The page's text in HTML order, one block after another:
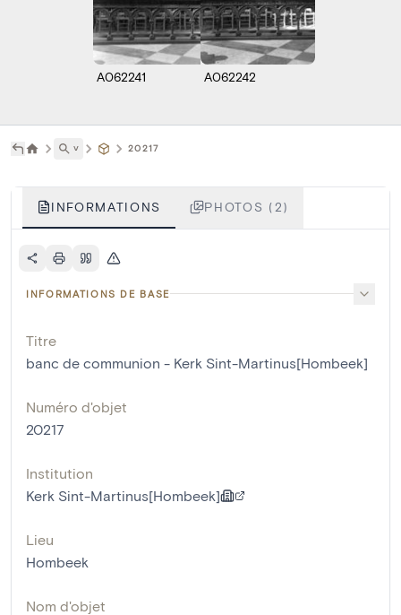
A062241 A062242
˅ 20217
INFORMATIONS PHOTOS (2)
INFORMATIONS DE BASE
Titre
banc de communion - Kerk Sint-Martinus[Hombeek]
Numéro d'objet
20217
Institution
Kerk Sint-Martinus[Hombeek]
Lieu
Hombeek
Nom d'objet